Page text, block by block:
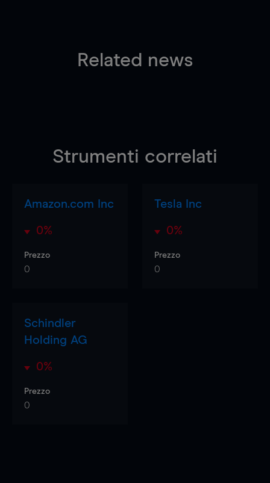
Related news
Strumenti correlati
Amazon.com Inc
0%
Prezzo
0
Tesla Inc
0%
Prezzo
0
Schindler
Holding AG
0%
Prezzo
0